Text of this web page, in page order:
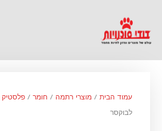
עמוד הבית / מוצרי רתמה / חומר / פלסטיק
לבוקסר